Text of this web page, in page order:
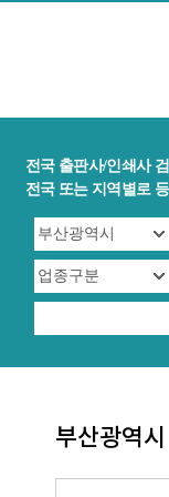
전국 출판사/인쇄사
전국 또는 지역별로
부산광역시